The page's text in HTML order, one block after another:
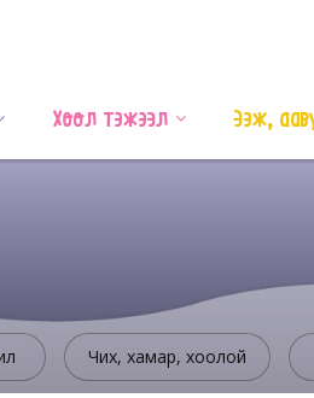
Хоол тэжээл Ээж,
Чих, хамар, хоолой